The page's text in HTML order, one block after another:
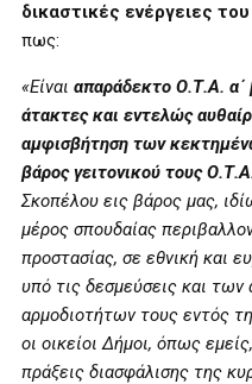
δικαστικές ενέργειες
πως:
«Είναι απαράδεκτο Ο.Τ.Α. α΄
άτακτες και εντελώς
αμφισβήτηση των
βάρος γειτονικού τους
Σκοπέλου εις βάρος μας,
μέρος σπουδαίας
προστασίας, σε εθνική και
υπό τις δεσμεύσεις και των
αρμοδιοτήτων τους εντός
οι οικείοι Δήμοι, όπως
πράξεις διασφάλισης της